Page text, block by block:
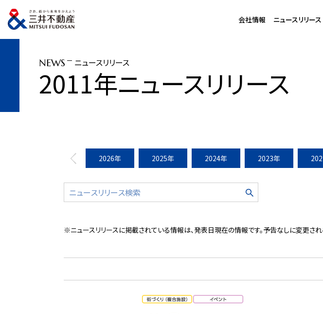
会社情報 ニュースリリース
トップページ ニュースリリース
NEWS ニュースリリース
2011年ニュースリリース
2026年 2025年 2024年 2023年
※ニュースリリースに掲載されている情報は、発表日現在の情報です。予告なしに変更され